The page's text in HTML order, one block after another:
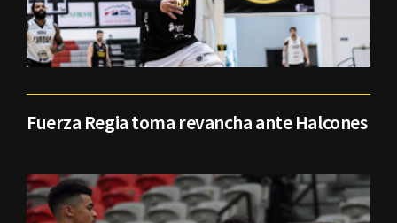
Fuerza Regia toma revancha ante Halcones